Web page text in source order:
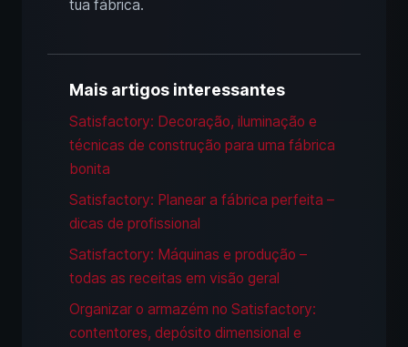
tua fábrica.
Mais artigos interessantes
Satisfactory: Decoração, iluminação e
técnicas de construção para uma fábrica
bonita
Satisfactory: Planear a fábrica perfeita –
dicas de profissional
Satisfactory: Máquinas e produção –
todas as receitas em visão geral
Organizar o armazém no Satisfactory:
contentores, depósito dimensional e